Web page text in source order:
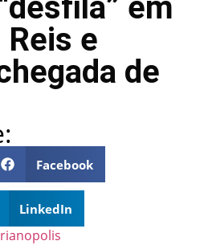
em
e
de
Facebook
LinkedIn